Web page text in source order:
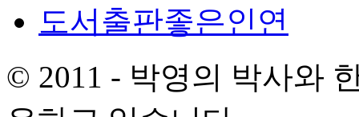
도서출판좋은인연
© 2011 - 박영의 박사와